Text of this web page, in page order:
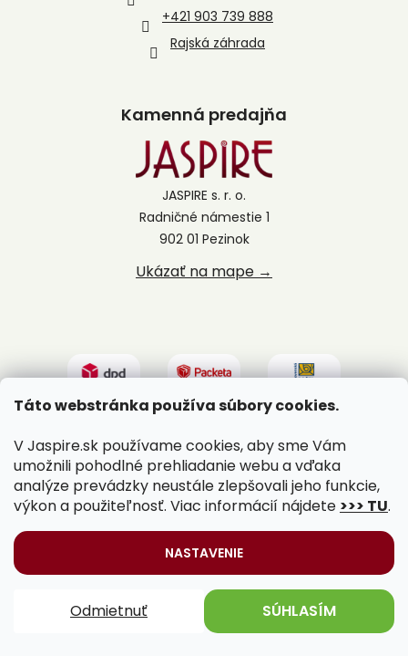
Táto webstránka používa súbory cookies.
V Jaspire.sk používame cookies, aby sme Vám
umožnili pohodlné prehliadanie webu a vďaka
analýze prevádzky neustále zlepšovali jeho funkcie,
výkon a použiteľnosť. Viac informácií nájdete >>> TU.
NASTAVENIE
Odmietnuť SÚHLASÍM
+421 903 739 888
Rajská záhrada
Kamenná predajňa
JASPIRE s. r. o.
Radničné námestie 1
902 01 Pezinok
Ukázať na mape →
Jaspire.sk. Všetky práva vyhradené.
Upraviť nastavenie cookies